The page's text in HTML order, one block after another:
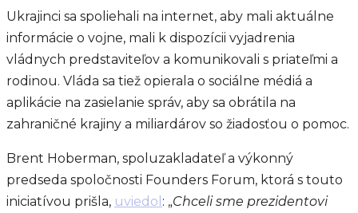
Ukrajinci sa spoliehali na internet, aby mali aktuálne
informácie o vojne, mali k dispozícii vyjadrenia
vládnych predstaviteľov a komunikovali s priateľmi a
rodinou. Vláda sa tiež opierala o sociálne médiá a
aplikácie na zasielanie správ, aby sa obrátila na
zahraničné krajiny a miliardárov so žiadosťou o pomoc.
Brent Hoberman, spoluzakladateľ a výkonný
predseda spoločnosti Founders Forum, ktorá s touto
iniciatívou prišla, uviedol : „Chceli sme prezidentovi